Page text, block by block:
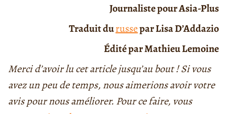
Journaliste pour Asia-Plus
Traduit durussepar Lisa D’Addazio
Édité par Mathieu Lemoine
Merci d’avoir lu cet article jusqu’au bout ! Si vous
avez un peu de temps, nous aimerions avoir votre
avis pour nous améliorer. Pour ce faire, vous